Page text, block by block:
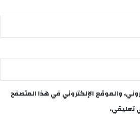
والموقع الإلكتروني في هذا المتصفح
تعليقي.